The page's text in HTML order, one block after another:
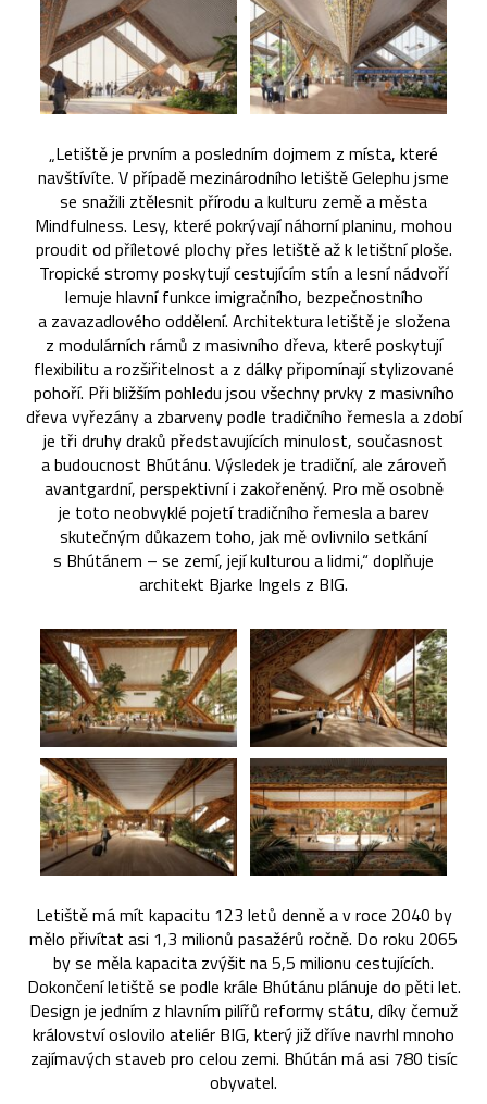
„Letiště je prvním a posledním dojmem z místa, které
navštívíte. V případě mezinárodního letiště Gelephu jsme
se snažili ztělesnit přírodu a kulturu země a města
Mindfulness. Lesy, které pokrývají náhorní planinu, mohou
proudit od příletové plochy přes letiště až k letištní ploše.
Tropické stromy poskytují cestujícím stín a lesní nádvoří
lemuje hlavní funkce imigračního, bezpečnostního
a zavazadlového oddělení. Architektura letiště je složena
z modulárních rámů z masivního dřeva, které poskytují
flexibilitu a rozšiřitelnost a z dálky připomínají stylizované
pohoří. Při bližším pohledu jsou všechny prvky z masivního
dřeva vyřezány a zbarveny podle tradičního řemesla a zdobí
je tři druhy draků představujících minulost, současnost
a budoucnost Bhútánu. Výsledek je tradiční, ale zároveň
avantgardní, perspektivní i zakořeněný. Pro mě osobně
je toto neobvyklé pojetí tradičního řemesla a barev
skutečným důkazem toho, jak mě ovlivnilo setkání
s Bhútánem – se zemí, její kulturou a lidmi,“ doplňuje
architekt Bjarke Ingels z BIG.
Letiště má mít kapacitu 123 letů denně a v roce 2040 by
mělo přivítat asi 1,3 milionů pasažérů ročně. Do roku 2065
by se měla kapacita zvýšit na 5,5 milionu cestujících.
Dokončení letiště se podle krále Bhútánu plánuje do pěti let.
Design je jedním z hlavním pilířů reformy státu, díky čemuž
království oslovilo ateliér BIG, který již dříve navrhl mnoho
zajímavých staveb pro celou zemi. Bhútán má asi 780 tisíc
obyvatel.